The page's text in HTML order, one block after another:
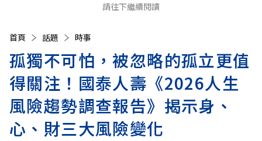
請往下繼續閱讀
首頁 話題 時事
孤獨不可怕，被忽略的孤立更值
得關注！國泰人壽《2026人生
風險趨勢調查報告》揭示身、
心、財三大風險變化